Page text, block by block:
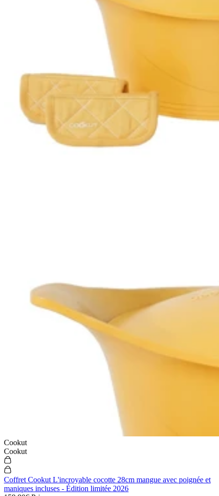
Cookut
Cookut
Coffret Cookut L'incroyable cocotte 28cm mangue avec poignée et
maniques incluses - Édition limitée 2026